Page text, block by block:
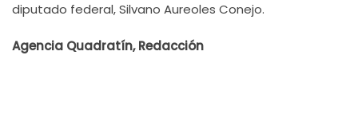
diputado federal, Silvano Aureoles Conejo.
Agencia Quadratín, Redacción